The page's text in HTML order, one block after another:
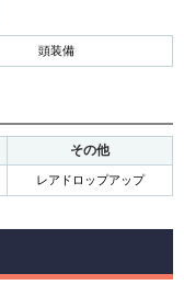
頭装備
その他
レアドロップアップ